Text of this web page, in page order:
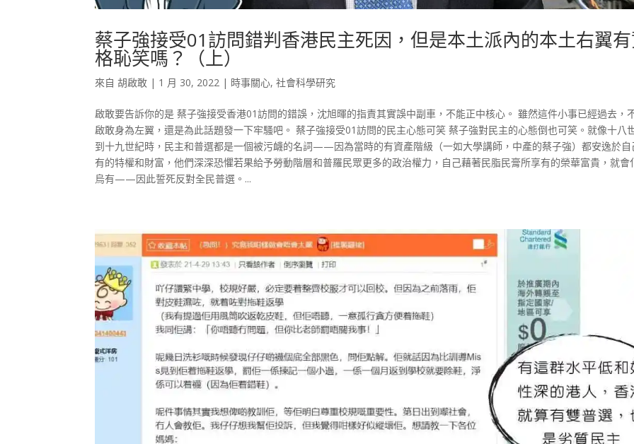
蔡子強接受01訪問錯判香港民主死因，但是本土派內的本土右翼
格恥笑嗎？（上）
來自胡啟敢 | 1 月 30, 2022 | 時事關心,社會科學研究
啟敢要告訴你的是 蔡子強接受香港01訪問的錯誤，沈旭暉的指責其實誤中副車，不能正中核心。 雖然這件小事已經過去，
啟敢身為左翼，還是為此話題發一下牢騷吧。 蔡子強接受01訪問的民主心態可笑 蔡子強對民主的心態倒也可笑。就像十八
到十九世紀時，民主和普選都是一個被污衊的名詞——因為當時的有資產階級（一如大學講師，中產的蔡子強）都安逸於自
有的特權和財富，他們深深恐懼若果給予勞動階層和普羅民眾更多的政治權力，自己藉著民脂民膏所享有的榮華富貴，就會
烏有——因此誓死反對全民普選。...